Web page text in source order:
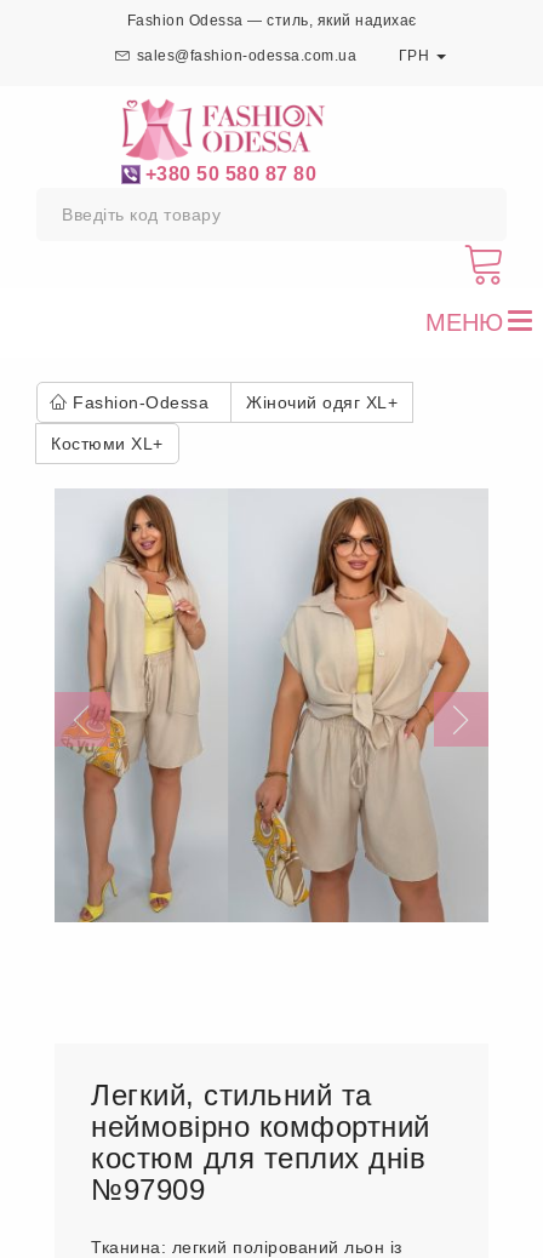
Fashion Odessa — стиль, який надихає
sales@fashion-odessa.com.ua ГРН
+380 50 580 87 80
МЕНЮ
Fashion-Odessa Жіночий одяг XL+
Костюми XL+
Легкий, стильний та
неймовірно комфортний
костюм для теплих днів
№97909
Тканина: легкий полірований льон із